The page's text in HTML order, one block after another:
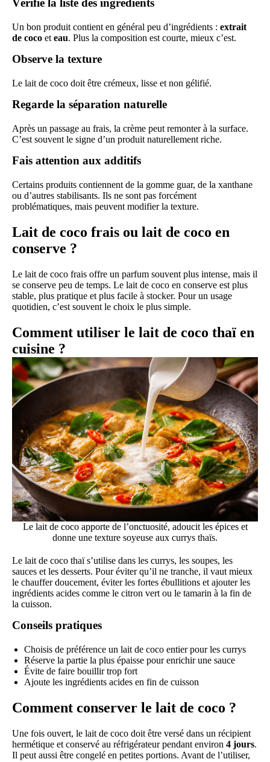
Vérifie la liste des ingrédients
Un bon produit contient en général peu d’ingrédients : extrait
de coco et eau. Plus la composition est courte, mieux c’est.
Observe la texture
Le lait de coco doit être crémeux, lisse et non gélifié.
Regarde la séparation naturelle
Après un passage au frais, la crème peut remonter à la surface.
C’est souvent le signe d’un produit naturellement riche.
Fais attention aux additifs
Certains produits contiennent de la gomme guar, de la xanthane
ou d’autres stabilisants. Ils ne sont pas forcément
problématiques, mais peuvent modifier la texture.
Lait de coco frais ou lait de coco en
conserve ?
Le lait de coco frais offre un parfum souvent plus intense, mais il
se conserve peu de temps. Le lait de coco en conserve est plus
stable, plus pratique et plus facile à stocker. Pour un usage
quotidien, c’est souvent le choix le plus simple.
Comment utiliser le lait de coco thaï en
cuisine ?
Le lait de coco apporte de l’onctuosité, adoucit les épices et
donne une texture soyeuse aux currys thaïs.
Le lait de coco thaï s’utilise dans les currys, les soupes, les
sauces et les desserts. Pour éviter qu’il ne tranche, il vaut mieux
le chauffer doucement, éviter les fortes ébullitions et ajouter les
ingrédients acides comme le citron vert ou le tamarin à la fin de
la cuisson.
Conseils pratiques
Choisis de préférence un lait de coco entier pour les currys
Réserve la partie la plus épaisse pour enrichir une sauce
Évite de faire bouillir trop fort
Ajoute les ingrédients acides en fin de cuisson
Comment conserver le lait de coco ?
Une fois ouvert, le lait de coco doit être versé dans un récipient
hermétique et conservé au réfrigérateur pendant environ 4 jours.
Il peut aussi être congelé en petites portions. Avant de l’utiliser,